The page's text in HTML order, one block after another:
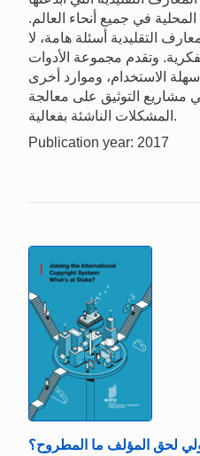
في جميع أنحاء العالم.
التقليدية أسئلة هامة، لا
وتقدم مجموعة الأدوات
الاستخدام، وموارد أخرى
التوثيق على معالجة
المشكلات الناشئة بفعالية.
Publication year: 2017
لحق المؤلف ما المطروح؟